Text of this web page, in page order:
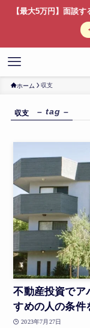
【最大5万円】面談
ホーム 収支
収支 – tag –
不動産投資でア
すめの人の条件
2023年7月27日